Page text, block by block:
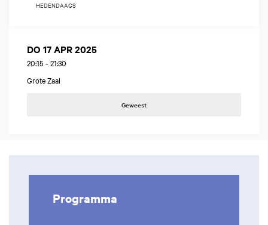
HEDENDAAGS
DO 17 APR 2025
20:15 - 21:30
Grote Zaal
Geweest
Programma